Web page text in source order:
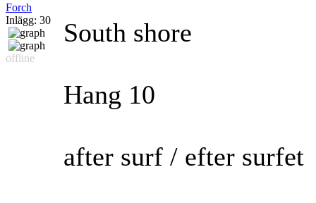
Forch
Inlägg: 30
offline
South shore
Hang 10
after surf / efter surfet